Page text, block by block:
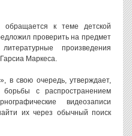
к теме детской
проверить на предмет
произведения
Маркеса.
в свою очередь, утверждает,
с распространением
видеозаписи
их через обычный поиск